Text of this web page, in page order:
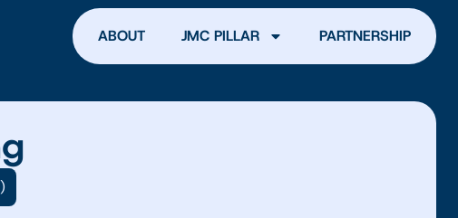
ABOUT JMC PILLAR PARTNERSHIP